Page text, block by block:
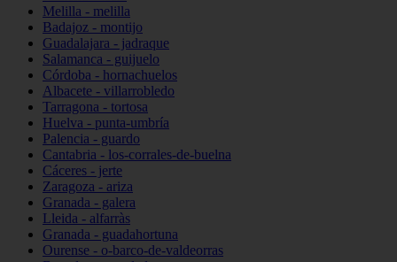
Melilla - melilla
Badajoz - montijo
Guadalajara - jadraque
Salamanca - guijuelo
Córdoba - hornachuelos
Albacete - villarrobledo
Tarragona - tortosa
Huelva - punta-umbría
Palencia - guardo
Cantabria - los-corrales-de-buelna
Cáceres - jerte
Zaragoza - ariza
Granada - galera
Lleida - alfarràs
Granada - guadahortuna
Ourense - o-barco-de-valdeorras